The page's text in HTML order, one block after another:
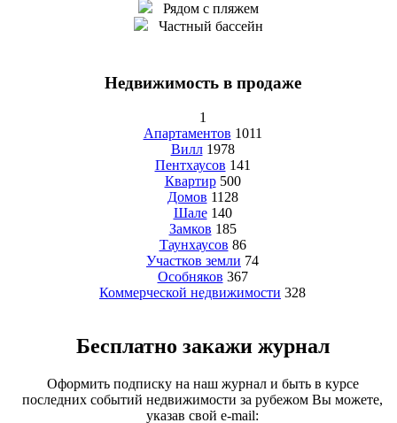
Рядом с пляжем
Частный бассейн
Недвижимость в продаже
1
Апартаментов 1011
Вилл 1978
Пентхаусов 141
Квартир 500
Домов 1128
Шале 140
Замков 185
Таунхаусов 86
Участков земли 74
Особняков 367
Коммерческой недвижимости 328
Бесплатно закажи журнал
Оформить подписку на наш журнал и быть в курсе
последних событий недвижимости за рубежом Вы можете,
указав свой e-mail: